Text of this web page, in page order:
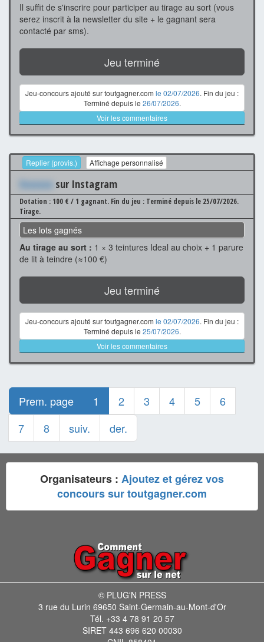
Il suffit de s'inscrire pour participer au tirage au sort (vous
serez inscrit à la newsletter du site + le gagnant sera
contacté par sms).
Jeu terminé
Jeu-concours ajouté sur toutgagner.com le 02/07/2026. Fin du jeu :
Terminé depuis le 26/07/2026.
Voir les commentaires
Replier (provis.) Affichage personnalisé
Xxxxxxx sur Instagram
Dotation : 100 € / 1 gagnant. Fin du jeu : Terminé depuis le 25/07/2026.
Tirage.
Les lots gagnés
Au tirage au sort : 1 × 3 teintures Ideal au choix + 1 parure
de lit à teindre (≈100 €)
Jeu terminé
Jeu-concours ajouté sur toutgagner.com le 02/07/2026. Fin du jeu :
Terminé depuis le 25/07/2026.
Voir les commentaires
Prem. page 1 2 3 4 5
6
7
8 suiv. der.
Organisateurs : Ajoutez et gérez vos
concours sur toutgagner.com
© PLUG'N PRESS
3 rue du Lurin 69650 Saint-Germain-au-Mont-d'Or
Tél. +33 4 78 91 20 57
SIRET 443 696 620 00030